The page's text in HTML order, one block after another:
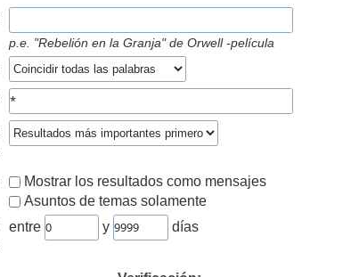
p.e. "Rebelión en la Granja" de Orwell -película
Mostrar los resultados como mensajes
Asuntos de temas solamente
entre y días